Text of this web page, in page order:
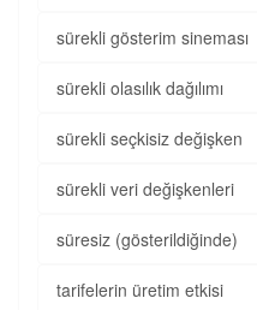
sürekli gösterim sineması
sürekli olasılık dağılımı
sürekli seçkisiz değişken
sürekli veri değişkenleri
süresiz (gösterildiğinde)
tarifelerin üretim etkisi